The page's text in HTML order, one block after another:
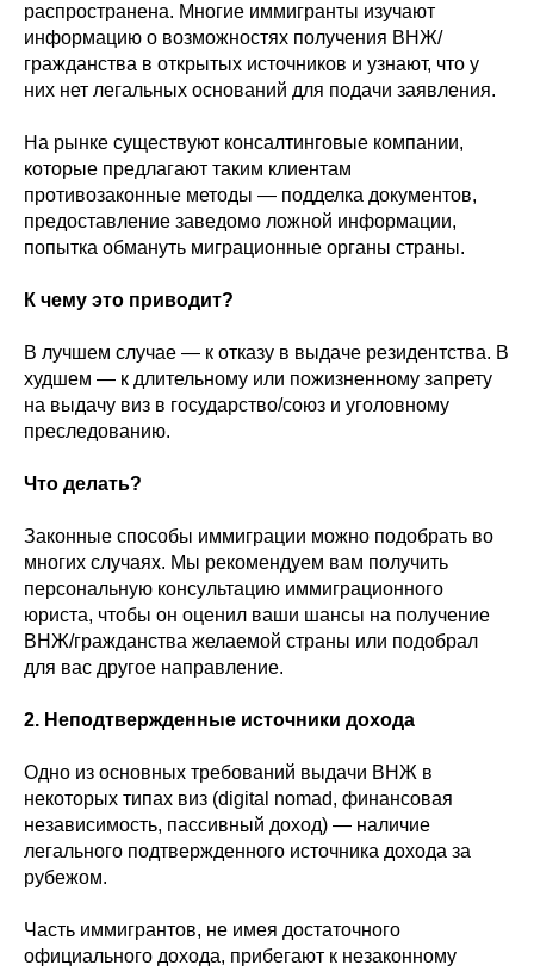
распространена. Многие иммигранты изучают
информацию о возможностях получения ВНЖ/
гражданства в открытых источников и узнают, что у
них нет легальных оснований для подачи заявления.
На рынке существуют консалтинговые компании,
которые предлагают таким клиентам
противозаконные методы — подделка документов,
предоставление заведомо ложной информации,
попытка обмануть миграционные органы страны.
К чему это приводит?
В лучшем случае — к отказу в выдаче резидентства. В
худшем — к длительному или пожизненному запрету
на выдачу виз в государство/союз и уголовному
преследованию.
Что делать?
Законные способы иммиграции можно подобрать во
многих случаях. Мы рекомендуем вам получить
персональную консультацию иммиграционного
юриста, чтобы он оценил ваши шансы на получение
ВНЖ/гражданства желаемой страны или подобрал
для вас другое направление.
2. Неподтвержденные источники дохода
Одно из основных требований выдачи ВНЖ в
некоторых типах виз (digital nomad, финансовая
независимость, пассивный доход) — наличие
легального подтвержденного источника дохода за
рубежом.
Часть иммигрантов, не имея достаточного
официального дохода, прибегают к незаконному